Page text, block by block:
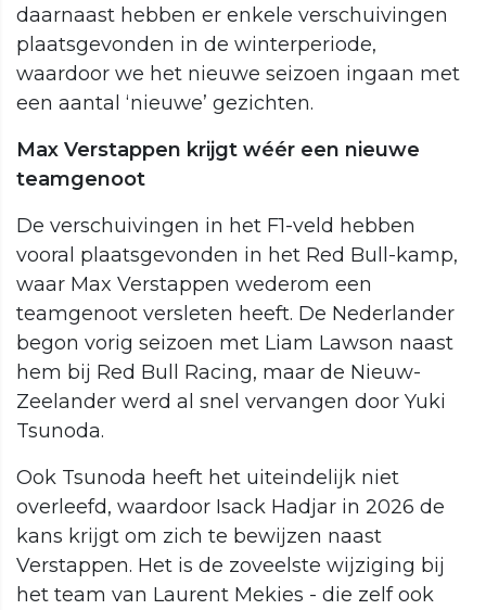
daarnaast hebben er enkele verschuivingen
plaatsgevonden in de winterperiode,
waardoor we het nieuwe seizoen ingaan met
een aantal ‘nieuwe’ gezichten.
Max Verstappen krijgt wéér een nieuwe
teamgenoot
De verschuivingen in het F1-veld hebben
vooral plaatsgevonden in het Red Bull-kamp,
waar Max Verstappen wederom een
teamgenoot versleten heeft. De Nederlander
begon vorig seizoen met Liam Lawson naast
hem bij Red Bull Racing, maar de Nieuw-
Zeelander werd al snel vervangen door Yuki
Tsunoda.
Ook Tsunoda heeft het uiteindelijk niet
overleefd, waardoor Isack Hadjar in 2026 de
kans krijgt om zich te bewijzen naast
Verstappen. Het is de zoveelste wijziging bij
het team van Laurent Mekies - die zelf ook